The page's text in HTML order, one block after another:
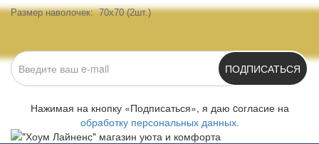
Размер наволочек: 70х70 (2шт.)
ПОДПИСАТЬСЯ
Нажимая на кнопку «Подписаться», я даю cогласие на
обработку персональных данных.